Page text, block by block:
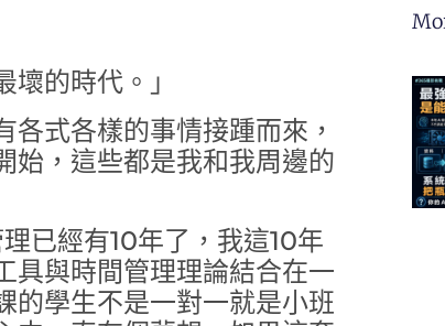
的時代。」
式各樣的事情接踵而來，
始，這些都是我和我周邊的
已經有10年了，我這10年
具與時間管理理論結合在一
的學生不是一對一就是小班